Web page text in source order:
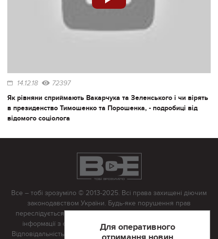
14.12.18 72397
Як рівняни сприймають Вакарчука та Зеленського і чи вірять
в президенство Тимошенко та Порошенка, - подробиці від
відомого соціолога
Для оперативного
Все – тобі зрозуміло © 2013-2025. Всі права захищені діючим
законодавством України. Будь-яке порушення прав
переслідується в судовому порядку. Будь-яке відтворення
інформації з сайту тільки з письмово дозволу редакції.
Відповідальність за достовірність усіх матеріалів, розміщених